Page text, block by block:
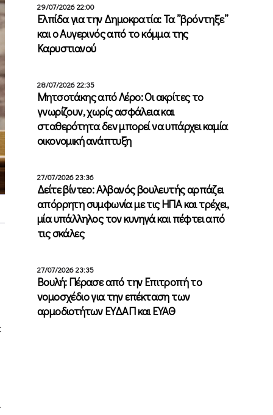
29/07/2026 22:00
Ελπίδα για την Δημοκρατία: Τα ”βρόντηξε”
και ο Αυγερινός από το κόμμα της
Καρυστιανού
28/07/2026 22:35
Μητσοτάκης από Λέρο: Οι ακρίτες το
γνωρίζουν, χωρίς ασφάλεια και
σταθερότητα δεν μπορεί να υπάρχει καμία
οικονομική ανάπτυξη
27/07/2026 23:36
Δείτε βίντεο: Αλβανός βουλευτής αρπάζει
απόρρητη συμφωνία με τις ΗΠΑ και τρέχει,
μία υπάλληλος τον κυνηγά και πέφτει από
τις σκάλες
27/07/2026 23:35
Βουλή: Πέρασε από την Επιτροπή το
νομοσχέδιο για την επέκταση των
αρμοδιοτήτων ΕΥΔΑΠ και ΕΥΑΘ